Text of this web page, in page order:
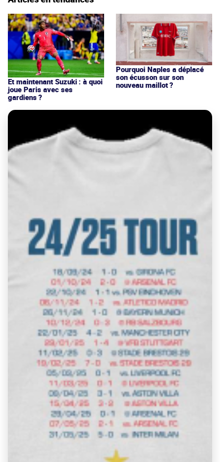
Et maintenant Suzuki : à quoi
joue Paris avec ses
gardiens ?
Pourquoi Naples a déplacé
son écusson sur son
nouveau maillot ?